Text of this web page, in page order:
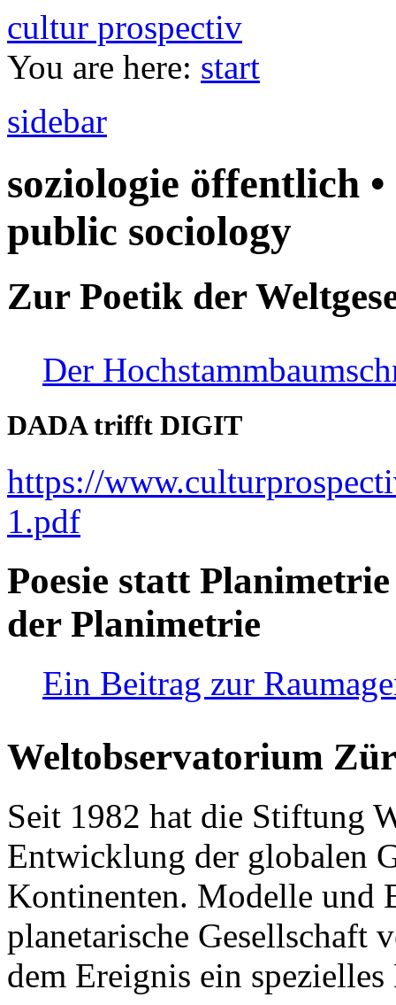
cultur prospectiv
You are here: start
sidebar
soziologie öffentlich
public sociology
Zur Poetik der
Der
DADA trifft DIGIT
https://
1.pdf
Poesie statt
der Planimetrie
Ein Beitrag zur
Weltobservatorium
Seit 1982 hat die Stiftung
Entwicklung der globalen
Kontinenten. Modelle und
planetarische Gesellschaft
dem Ereignis ein